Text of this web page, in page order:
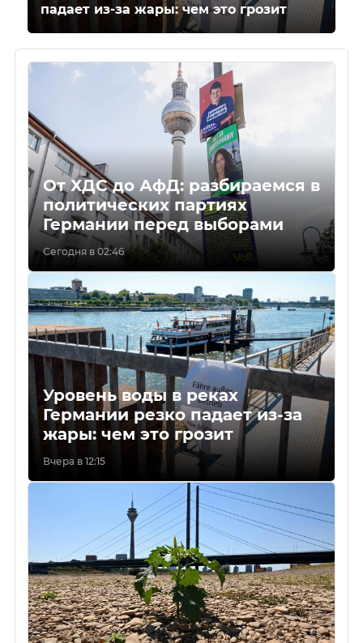
падает из-за жары: чем это грозит
От ХДС до АфД: разбираемся в
политических партиях
Германии перед выборами
Сегодня в 02:46
Уровень воды в реках
Германии резко падает из-за
жары: чем это грозит
Вчера в 12:15